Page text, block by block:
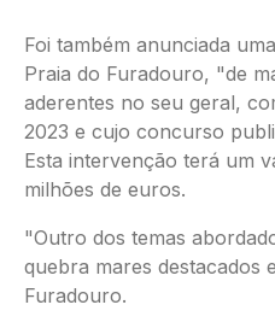
Foi também anunciada
Praia do Furadouro, "de
aderentes no seu geral,
2023 e cujo concurso
Esta intervenção terá um
milhões de euros.
"Outro dos temas
quebra mares destacados
Furadouro.